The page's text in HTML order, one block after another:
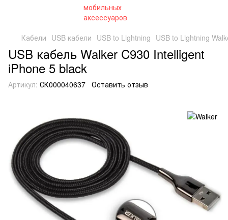
Кабели USB кабели USB to Lightning USB to Lightning
USB кабель Walker C930 Intelligent
iPhone 5 black
Артикул: СК000040637 Оставить отзыв